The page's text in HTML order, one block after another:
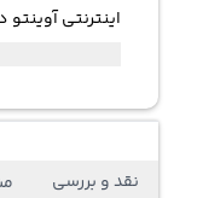
هوای اتاق یکی
سلامت خود و
نقد و بررسی